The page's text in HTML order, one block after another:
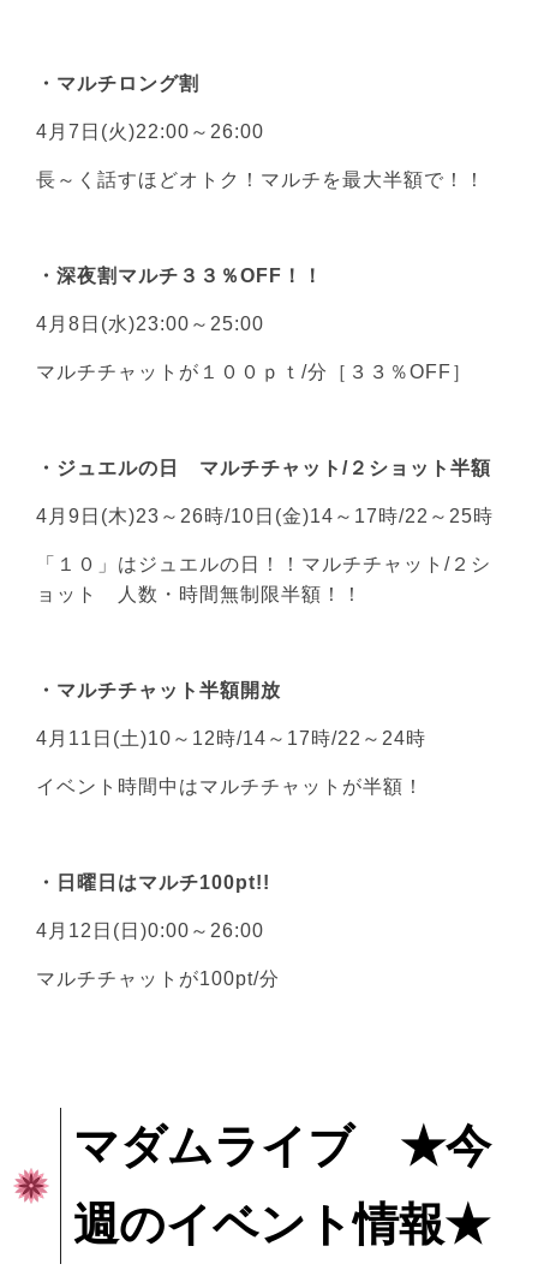
・マルチロング割
4月7日(火)22:00～26:00
長～く話すほどオトク！マルチを最大半額で！！
・深夜割マルチ３３％OFF！！
4月8日(水)23:00～25:00
マルチチャットが１００ｐｔ/分［３３％OFF］
・ジュエルの日 マルチチャット/２ショット半額
4月9日(木)23～26時/10日(金)14～17時/22～25時
「１０」はジュエルの日！！マルチチャット/２シ
ョット 人数・時間無制限半額！！
・マルチチャット半額開放
4月11日(土)10～12時/14～17時/22～24時
イベント時間中はマルチチャットが半額！
・日曜日はマルチ100pt!!
4月12日(日)0:00～26:00
マルチチャットが100pt/分
マダムライブ ★今
週のイベント情報★